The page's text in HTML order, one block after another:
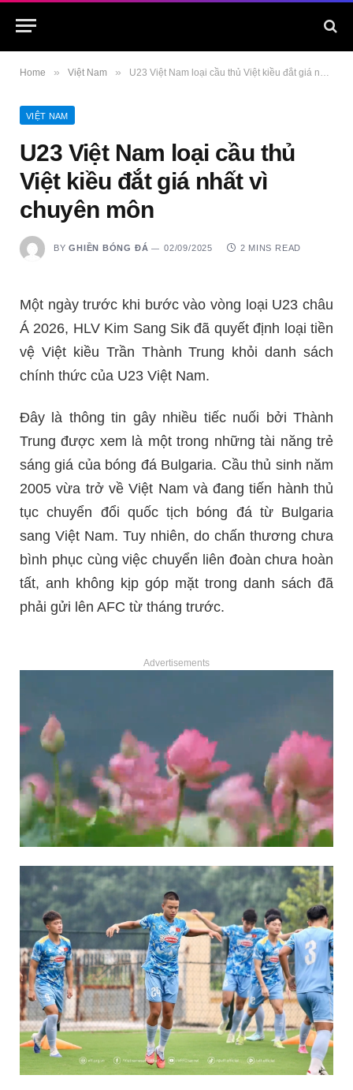
Home » Việt Nam » U23 Việt Nam loại cầu thủ Việt kiều đắt giá nhất vì chuyên môn
VIỆT NAM
U23 Việt Nam loại cầu thủ
Việt kiều đắt giá nhất vì
chuyên môn
BY GHIỀN BÓNG ĐÁ 02/09/2025 2 MINS READ
Một ngày trước khi bước vào vòng loại U23 châu
Á 2026, HLV Kim Sang Sik đã quyết định loại tiền
vệ Việt kiều Trần Thành Trung khỏi danh sách
chính thức của U23 Việt Nam.
Đây là thông tin gây nhiều tiếc nuối bởi Thành
Trung được xem là một trong những tài năng trẻ
sáng giá của bóng đá Bulgaria. Cầu thủ sinh năm
2005 vừa trở về Việt Nam và đang tiến hành thủ
tục chuyển đổi quốc tịch bóng đá từ Bulgaria
sang Việt Nam. Tuy nhiên, do chấn thương chưa
bình phục cùng việc chuyển liên đoàn chưa hoàn
tất, anh không kịp góp mặt trong danh sách đã
phải gửi lên AFC từ tháng trước.
Advertisements